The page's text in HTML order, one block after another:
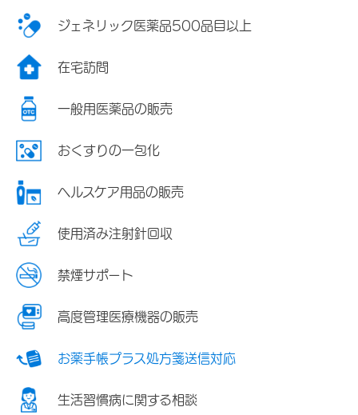
ジェネリック医薬品500品目以上
在宅訪問
一般用医薬品の販売
おくすりの一包化
ヘルスケア用品の販売
使用済み注射針回収
禁煙サポート
高度管理医療機器の販売
お薬手帳プラス処方箋送信対応
生活習慣病に関する相談